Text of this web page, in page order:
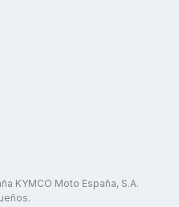
KYMCO Moto España, S.A.